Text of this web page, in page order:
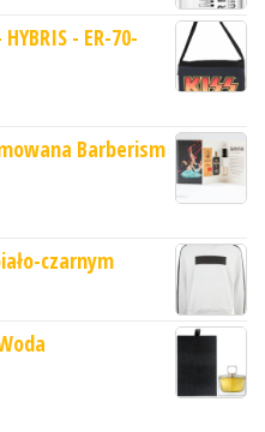
- ER-70-
Barberism
czarnym